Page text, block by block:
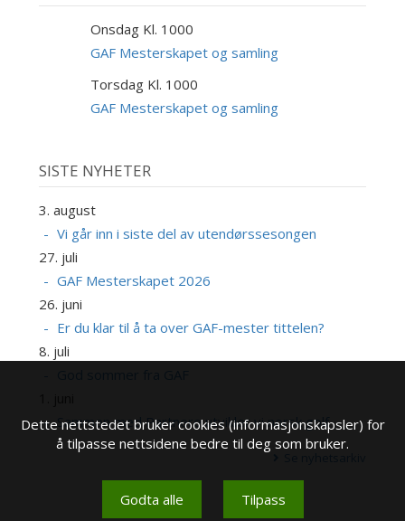
Onsdag Kl. 1000
GAF Mesterskapet og samling
Torsdag Kl. 1000
GAF Mesterskapet og samling
SISTE NYHETER
3. august
Vi går inn i siste del av utendørssesongen
27. juli
GAF Mesterskapet 2026
26. juni
Er du klar til å ta over GAF-mester tittelen?
8. juli
Sammen med Partnere utvikler vi norsk golf
Dette nettstedet bruker cookies (informasjonskapsler) for
å tilpasse nettsidene bedre til deg som bruker.
Godta alle Tilpass